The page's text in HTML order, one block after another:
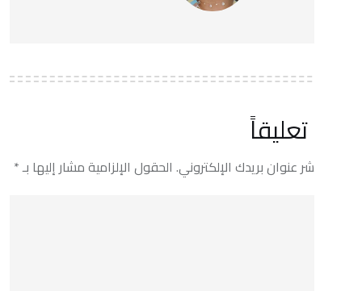
بريدك الإلكتروني.الحقول الإلزامية مشار إليها بـ*